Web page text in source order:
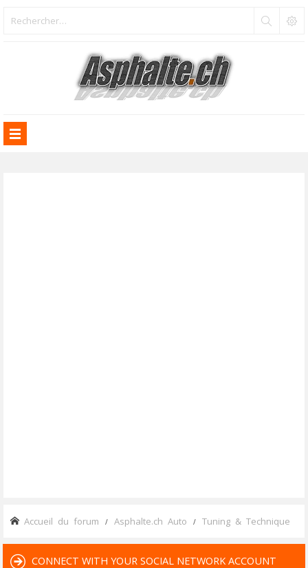
Accueil du forum Asphalte.ch Auto Tuning & Technique
CONNECT WITH YOUR SOCIAL NETWORK ACCOUNT